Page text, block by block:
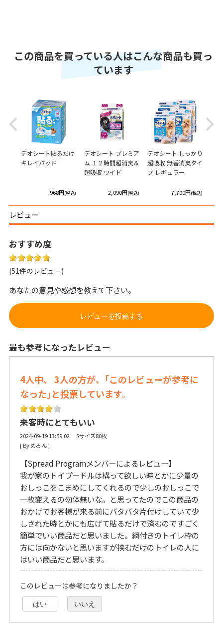
この商品を買っている人はこんな商品も買っ
ています
Previous
デオシート貼るだけ
キレイパッド
968円(税込)
デオシート プレミア
ム １２時間超消臭＆
超吸収 ワイド
2,090円(税込)
デオシート しっかり
超吸収 無香消臭タイ
プ レギュラー
7,700円(税込)
Next
レビュー
おすすめ度
(51件のレビュー)
あなたの意見や感想を教えて下さい。
レビューを投稿する
最も参考になったレビュー
4人中、 3人の方が、｢このレビューが参考に
なった｣と投票しています。
来客時にとてもいい
2024-09-19 13:59:02 Sサイズ80枚
[ By めろん ]
【Spread Programメンバーによるレビュー】
我が家のトイプードルは構って欲しい時とかに少量の
おしっこをこまめにしてくれるので少しのおしっこで
一枚変えるの勿体無いな。と思ってたのでこの商品の
おかげでお客様が来る前にバタバタ片付けしていて少
しされた時とかにも広げて貼るだけで済むのですごく
簡単でいい商品だと思いました。網付きのトイレ枠の
方には向かないと思いますが挟むだけのトイレの人に
はいい商品だと思います。
このレビューは参考になりましたか？
はい いいえ